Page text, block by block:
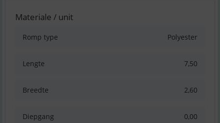
Materiale / unit
Romp type Polyester
Lengte 7,50
Breedte 2,60
Diepgang 0,00